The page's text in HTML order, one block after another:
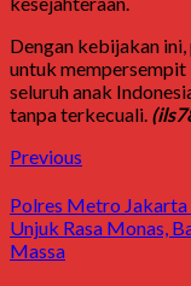
Dengan kebijakan
untuk mempersempit
seluruh anak
tanpa terkecuali.
Previous
Polres Metro Jakarta
Unjuk Rasa Monas,
Massa